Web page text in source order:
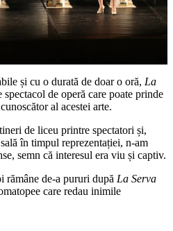
și cu o durată de doar o oră, La
spectacol de operă care poate prinde
al acestei arte.
de liceu printre spectatori și,
în timpul reprezentației, n-am
semn că interesul era viu și captiv.
rămâne de-a pururi după La Serva
care redau inimile